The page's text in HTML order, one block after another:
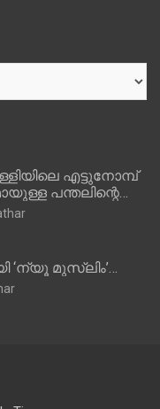
എട്ടുനോമ്പ്
പന്തലിന്റെ
വെരി.
നിർവഹിക്കുന്നു.
‘ന്യൂ മുസ്ലിം’
ആരംഭിച്ചു